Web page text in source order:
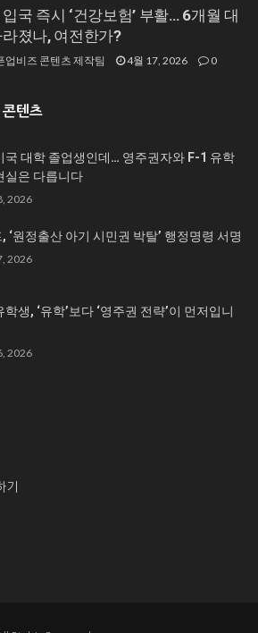
국 즉시 ‘건강보험’ 부활… 6개월 대
라졌나, 여전한가?
업비즈 콘텐츠 제작팀 4월 17, 2026 0
텐츠
국 대학 졸업생인데… 영주권자와 F-1 유학
실은 다릅니다
2026
‘원정출산 아기 시민권 박탈’ 행정명령 서명
2026
학생, ‘유학’보다 ‘영주권 전략’이 먼저입니
2026
기